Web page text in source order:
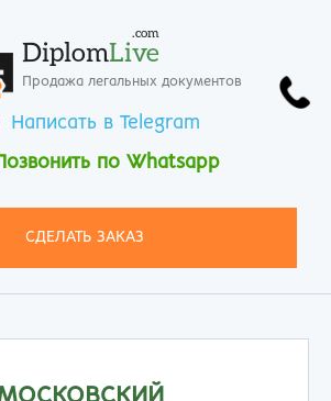
DiplomLive
.com
Продажа легальных документов
Написать в Telegram
по Whatsapp
СДЕЛАТЬ ЗАКАЗ